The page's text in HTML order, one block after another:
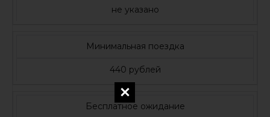
не указано
Минимальная поездка
440 рублей
Бесплатное ожидание